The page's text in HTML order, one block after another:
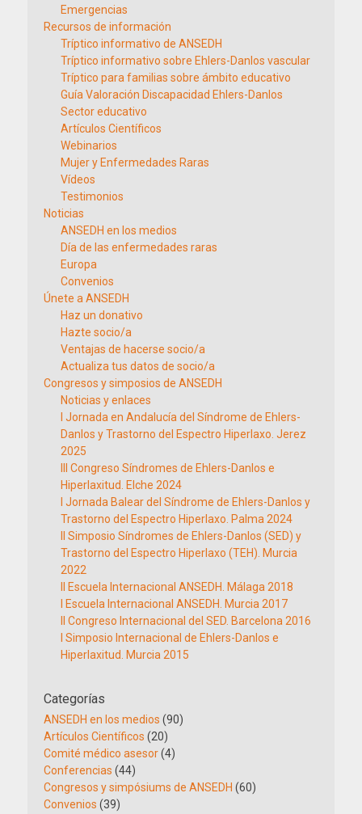
Emergencias
Recursos de información
Tríptico informativo de ANSEDH
Tríptico informativo sobre Ehlers-Danlos vascular
Tríptico para familias sobre ámbito educativo
Guía Valoración Discapacidad Ehlers-Danlos
Sector educativo
Artículos Científicos
Webinarios
Mujer y Enfermedades Raras
Vídeos
Testimonios
Noticias
ANSEDH en los medios
Día de las enfermedades raras
Europa
Convenios
Únete a ANSEDH
Haz un donativo
Hazte socio/a
Ventajas de hacerse socio/a
Actualiza tus datos de socio/a
Congresos y simposios de ANSEDH
Noticias y enlaces
I Jornada en Andalucía del Síndrome de Ehlers-
Danlos y Trastorno del Espectro Hiperlaxo. Jerez
2025
III Congreso Síndromes de Ehlers-Danlos e
Hiperlaxitud. Elche 2024
I Jornada Balear del Síndrome de Ehlers-Danlos y
Trastorno del Espectro Hiperlaxo. Palma 2024
II Simposio Síndromes de Ehlers-Danlos (SED) y
Trastorno del Espectro Hiperlaxo (TEH). Murcia
2022
II Escuela Internacional ANSEDH. Málaga 2018
I Escuela Internacional ANSEDH. Murcia 2017
II Congreso Internacional del SED. Barcelona 2016
I Simposio Internacional de Ehlers-Danlos e
Hiperlaxitud. Murcia 2015
Categorías
ANSEDH en los medios (90)
Artículos Científicos (20)
Comité médico asesor(4)
Conferencias (44)
Congresos y simpósiums de ANSEDH (60)
Convenios (39)